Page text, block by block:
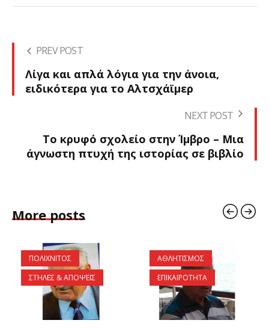
PREV POST
Λίγα και απλά λόγια για την άνοια,
ειδικότερα για το Αλτσχάϊμερ
NEXT POST
Το κρυφό σχολείο στην Ίμβρο – Μια
άγνωστη πτυχή της ιστορίας σε βιβλίο
More posts
ΠΟΛΙΧΝΙΤΟΣ
ΣΤΗΛΕΣ & ΑΠΟΨΕΙΣ
ΑΘΛΗΤΙΣΜΟΣ
ΕΠΙΚΑΙΡΟΤΗΤΑ